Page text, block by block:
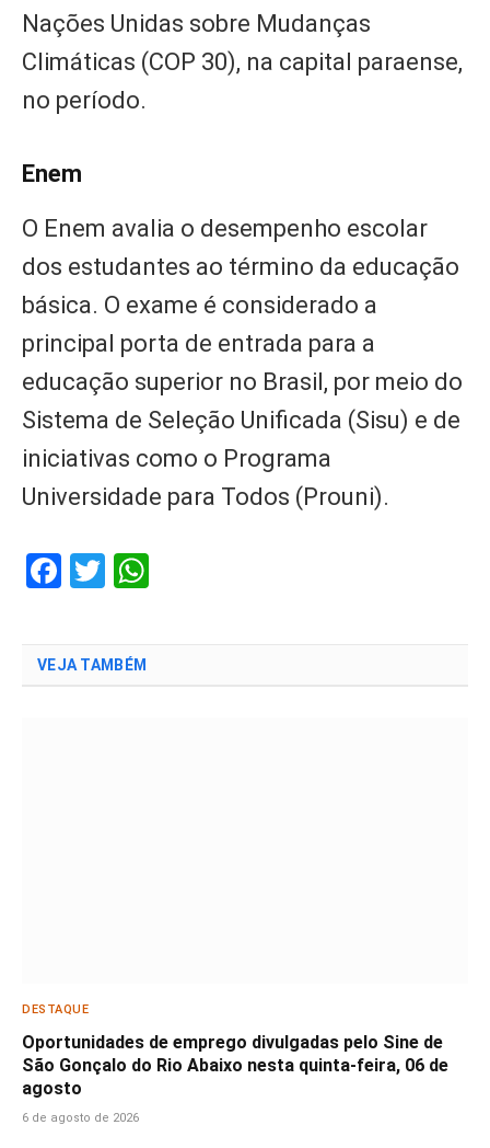
Nações Unidas sobre Mudanças
Climáticas (COP 30), na capital paraense,
no período.
Enem
O Enem avalia o desempenho escolar
dos estudantes ao término da educação
básica. O exame é considerado a
principal porta de entrada para a
educação superior no Brasil, por meio do
Sistema de Seleção Unificada (Sisu) e de
iniciativas como o Programa
Universidade para Todos (Prouni).
Facebook
Twitter
VEJA TAMBÉM
DESTAQUE
Oportunidades de emprego divulgadas pelo Sine de
São Gonçalo do Rio Abaixo nesta quinta-feira, 06 de
agosto
6 de agosto de 2026